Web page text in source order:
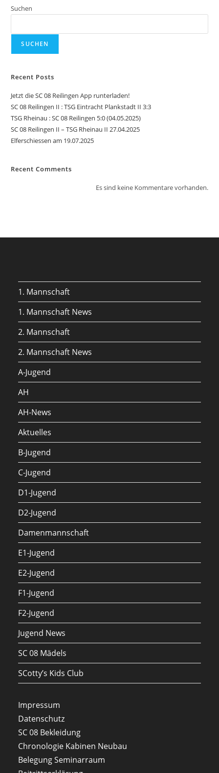
Suchen
SUCHEN
Recent Posts
Jetzt die SC 08 Reilingen App runterladen!
SC 08 Reilingen II : TSG Eintracht Plankstadt II 3:3
TSG Rheinau : SC 08 Reilingen 5:0 (04.05.2025)
SC 08 Reilingen II – TSG Rheinau II 27.04.2025
Elferschiessen am 19.07.2025
Recent Comments
Es sind keine Kommentare vorhanden.
1. Mannschaft
1. Mannschaft News
2. Mannschaft
2. Mannschaft News
A-Jugend
AH
AH-News
Aktuelles
B-Jugend
C-Jugend
D1-Jugend
D2-Jugend
Damenmannschaft
E1-Jugend
E2-Jugend
F1-Jugend
F2-Jugend
Jugend News
SC 08 Mädels
SCotty’s Kids Club
Impressum
Datenschutz
SC 08 Bekleidung
Chronologie Kabinen Neubau
Belegung Seminarraum